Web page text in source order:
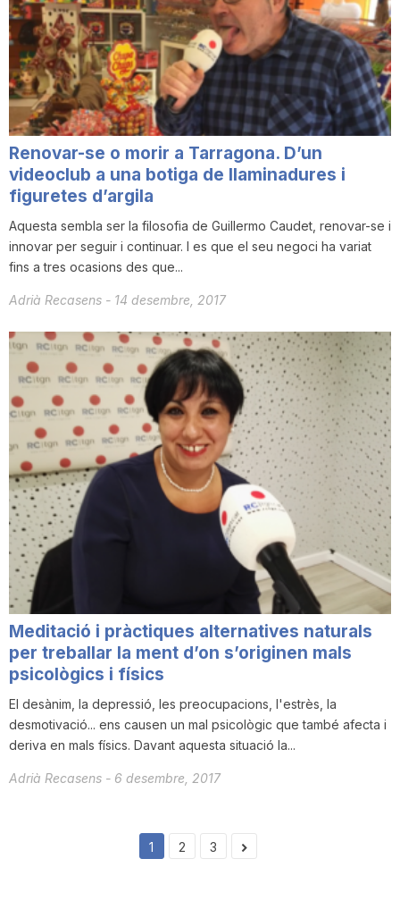
Renovar-se o morir a Tarragona. D’un
videoclub a una botiga de llaminadures i
figuretes d’argila
Aquesta sembla ser la filosofia de Guillermo Caudet, renovar-se i
innovar per seguir i continuar. I es que el seu negoci ha variat
fins a tres ocasions des que...
Adrià Recasens - 14 desembre, 2017
Meditació i pràctiques alternatives naturals
per treballar la ment d’on s’originen mals
psicològics i físics
El desànim, la depressió, les preocupacions, l'estrès, la
desmotivació... ens causen un mal psicològic que també afecta i
deriva en mals físics. Davant aquesta situació la...
Adrià Recasens - 6 desembre, 2017
1 2 3